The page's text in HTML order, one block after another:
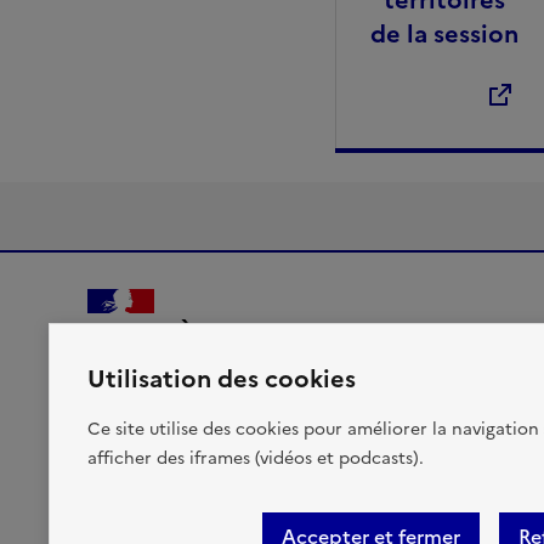
Utilisation des cookies
Ce site utilise des cookies pour améliorer la
afficher des iframes (vidéos et podcasts).
Accepter et fermer
de la session
MINISTÈRES
TRANSITION ÉCOLOGIQUE
AMÉNAGEMENT DU TERRITOIRE
VILLE ET LOGEMENT